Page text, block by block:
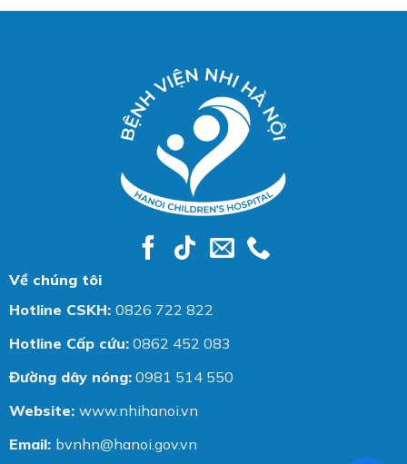
Về chúng tôi
Hotline CSKH: 0826 722 822
Hotline Cấp cứu: 0862 452 083
Đường dây nóng: 0981 514 550
Website: www.nhihanoi.vn
Email: bvnhn@hanoi.gov.vn